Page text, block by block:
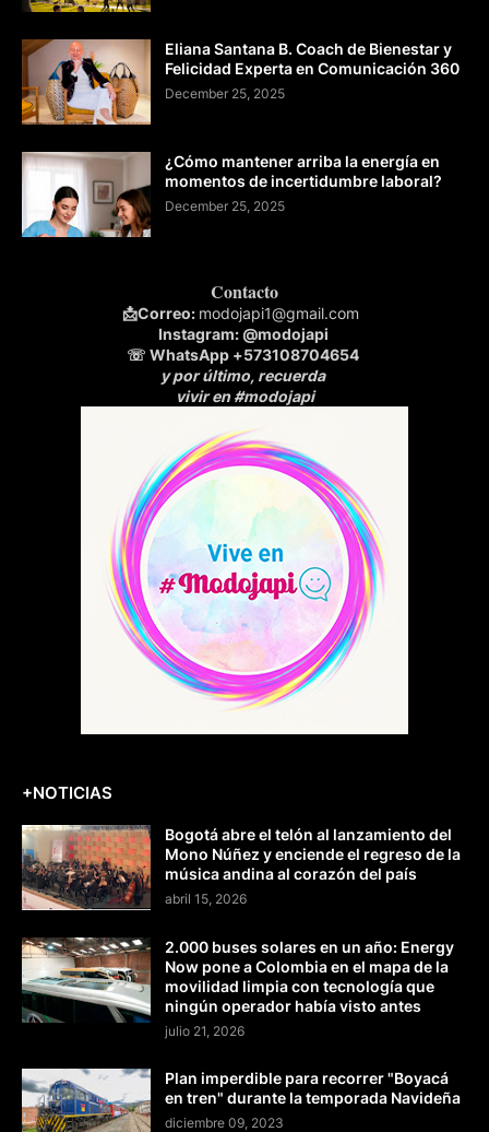
Eliana Santana B. Coach de Bienestar y
Felicidad Experta en Comunicación 360
December 25, 2025
¿Cómo mantener arriba la energía en
momentos de incertidumbre laboral?
December 25, 2025
Contacto
📩Correo: modojapi1@gmail.com
Instagram:@modojapi
☏ WhatsApp +573108704654
y por último, recuerda
vivir en #modojapi
+NOTICIAS
Bogotá abre el telón al lanzamiento del
Mono Núñez y enciende el regreso de la
música andina al corazón del país
abril 15, 2026
2.000 buses solares en un año: Energy
Now pone a Colombia en el mapa de la
movilidad limpia con tecnología que
ningún operador había visto antes
julio 21, 2026
Plan imperdible para recorrer "Boyacá
en tren" durante la temporada Navideña
diciembre 09, 2023